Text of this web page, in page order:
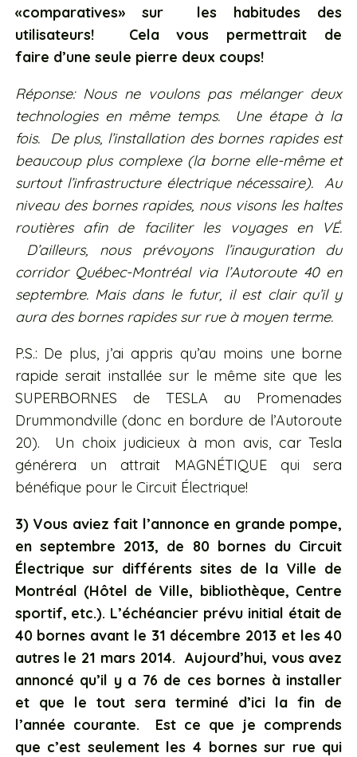
«comparatives» sur les habitudes des
utilisateurs! Cela vous permettrait de
faire d’une seule pierre deux coups!
Réponse: Nous ne voulons pas mélanger deux
technologies en même temps. Une étape à la
fois. De plus, l’installation des bornes rapides est
beaucoup plus complexe (la borne elle-même et
surtout l’infrastructure électrique nécessaire). Au
niveau des bornes rapides, nous visons les haltes
routières afin de faciliter les voyages en VÉ.
D’ailleurs, nous prévoyons l’inauguration du
corridor Québec-Montréal via l’Autoroute 40 en
septembre. Mais dans le futur, il est clair qu’il y
aura des bornes rapides sur rue à moyen terme.
P.S.: De plus, j’ai appris qu’au moins une borne
rapide serait installée sur le même site que les
SUPERBORNES de TESLA au Promenades
Drummondville (donc en bordure de l’Autoroute
20). Un choix judicieux à mon avis, car Tesla
générera un attrait MAGNÉTIQUE qui sera
bénéfique pour le Circuit Électrique!
3) Vous aviez fait l’annonce en grande pompe,
en septembre 2013, de 80 bornes du Circuit
Électrique sur différents sites de la Ville de
Montréal (Hôtel de Ville, bibliothèque, Centre
sportif, etc.). L’échéancier prévu initial était de
40 bornes avant le 31 décembre 2013 et les 40
autres le 21 mars 2014. Aujourd’hui, vous avez
annoncé qu’il y a 76 de ces bornes à installer
et que le tout sera terminé d’ici la fin de
l’année courante. Est ce que je comprends
que c’est seulement les 4 bornes sur rue qui